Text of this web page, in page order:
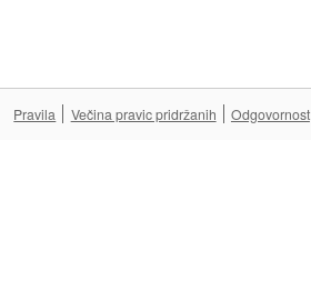
Pravila Večina pravic pridržanih Odgovornost